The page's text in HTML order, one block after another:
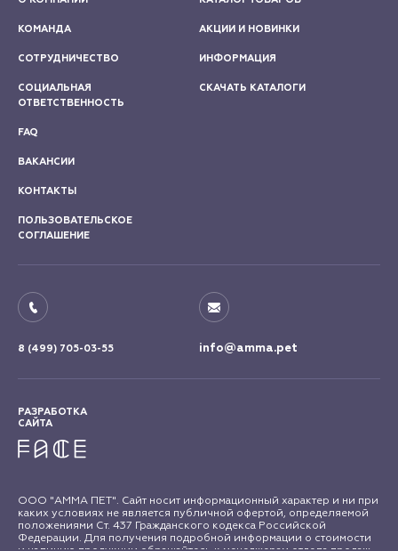
КОМАНДА
СОТРУДНИЧЕСТВО
СОЦИАЛЬНАЯ
ОТВЕТСТВЕННОСТЬ
АКЦИИ И НОВИНКИ
ИНФОРМАЦИЯ
СКАЧАТЬ КАТАЛОГИ
FAQ
ВАКАНСИИ
КОНТАКТЫ
ПОЛЬЗОВАТЕЛЬСКОЕ
СОГЛАШЕНИЕ
8 (499) 705-03-55 info@amma.pet
РАЗРАБОТКА
САЙТА
ООО "АММА ПЕТ". Сайт носит информационный характер и ни при
каких условиях не является публичной офертой, определяемой
положениями Ст. 437 Гражданского кодекса Российской
Федерации. Для получения подробной информации о стоимости